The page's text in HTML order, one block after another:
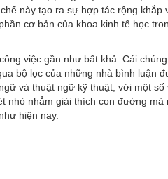
này tạo ra sự hợp tác rộng khắp
cơ bản của khoa kinh tế học
việc gần như bất khả. Cái
bộ lọc của những nhà bình luận
và thuật ngữ kỹ thuật, với một số
nhỏ nhẳm giải thích con đường mà
hiện nay.